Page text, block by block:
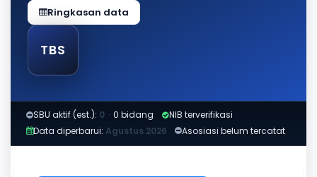
Ringkasan data
TBS
SBU aktif (est.): 0 · 0 bidang
NIB terverifikasi
Data diperbarui: Agustus 2026 Asosiasi belum tercatat